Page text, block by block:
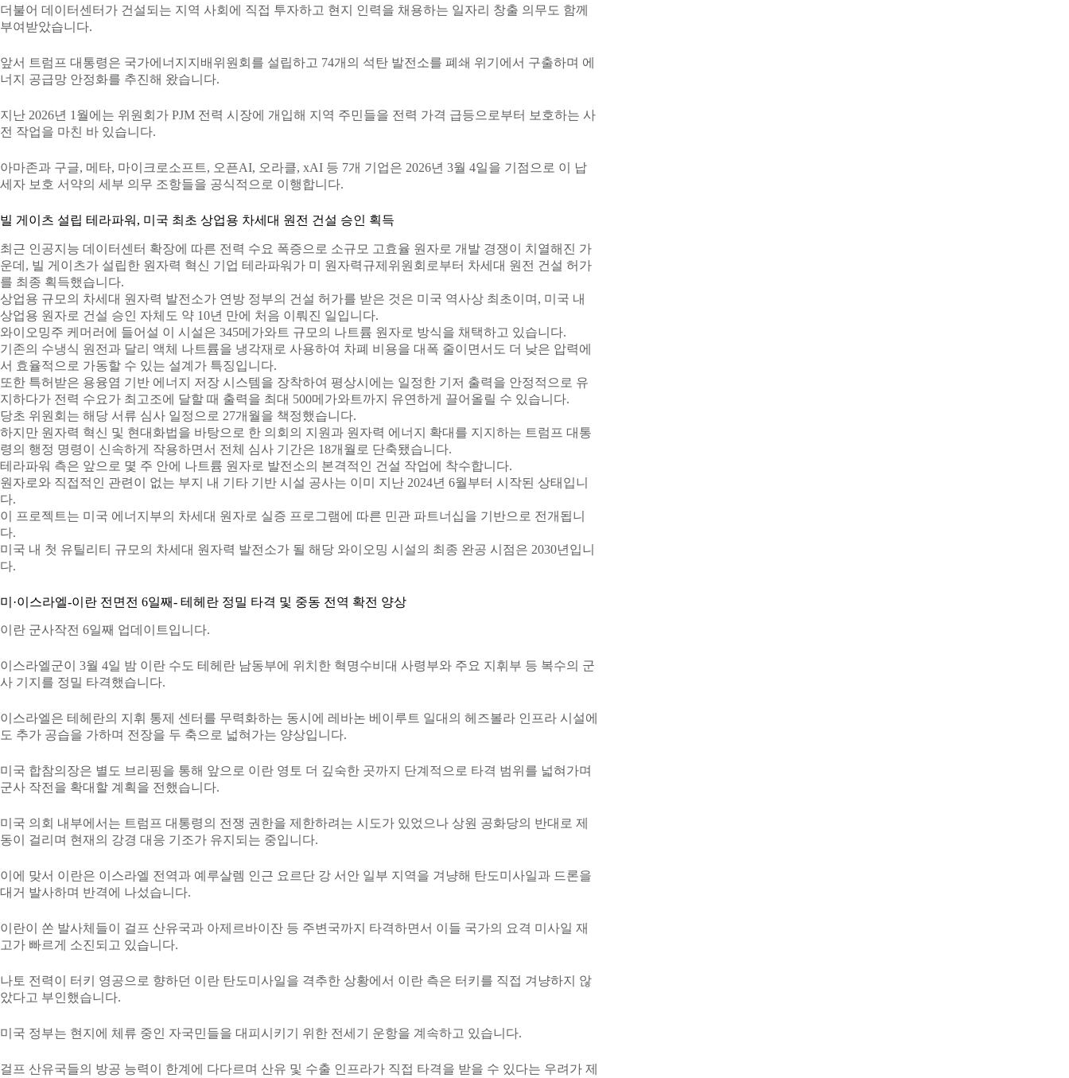
더불어 데이터센터가 건설되는 지역 사회에 직접 투자하고 현지 인력을 채용하는 일자리 창출 의무도 함께
부여받았습니다.
앞서 트럼프 대통령은 국가에너지지배위원회를 설립하고 74개의 석탄 발전소를 폐쇄 위기에서 구출하며 에
너지 공급망 안정화를 추진해 왔습니다.
지난 2026년 1월에는 위원회가 PJM 전력 시장에 개입해 지역 주민들을 전력 가격 급등으로부터 보호하는 사
전 작업을 마친 바 있습니다.
아마존과 구글, 메타, 마이크로소프트, 오픈AI, 오라클, xAI 등 7개 기업은 2026년 3월 4일을 기점으로 이 납
세자 보호 서약의 세부 의무 조항들을 공식적으로 이행합니다.
빌 게이츠 설립 테라파워, 미국 최초 상업용 차세대 원전 건설 승인 획득
최근 인공지능 데이터센터 확장에 따른 전력 수요 폭증으로 소규모 고효율 원자로 개발 경쟁이 치열해진 가
운데, 빌 게이츠가 설립한 원자력 혁신 기업 테라파워가 미 원자력규제위원회로부터 차세대 원전 건설 허가
를 최종 획득했습니다.
상업용 규모의 차세대 원자력 발전소가 연방 정부의 건설 허가를 받은 것은 미국 역사상 최초이며, 미국 내
상업용 원자로 건설 승인 자체도 약 10년 만에 처음 이뤄진 일입니다.
와이오밍주 케머러에 들어설 이 시설은 345메가와트 규모의 나트륨 원자로 방식을 채택하고 있습니다.
기존의 수냉식 원전과 달리 액체 나트륨을 냉각재로 사용하여 차폐 비용을 대폭 줄이면서도 더 낮은 압력에
서 효율적으로 가동할 수 있는 설계가 특징입니다.
또한 특허받은 용융염 기반 에너지 저장 시스템을 장착하여 평상시에는 일정한 기저 출력을 안정적으로 유
지하다가 전력 수요가 최고조에 달할 때 출력을 최대 500메가와트까지 유연하게 끌어올릴 수 있습니다.
당초 위원회는 해당 서류 심사 일정으로 27개월을 책정했습니다.
하지만 원자력 혁신 및 현대화법을 바탕으로 한 의회의 지원과 원자력 에너지 확대를 지지하는 트럼프 대통
령의 행정 명령이 신속하게 작용하면서 전체 심사 기간은 18개월로 단축됐습니다.
테라파워 측은 앞으로 몇 주 안에 나트륨 원자로 발전소의 본격적인 건설 작업에 착수합니다.
원자로와 직접적인 관련이 없는 부지 내 기타 기반 시설 공사는 이미 지난 2024년 6월부터 시작된 상태입니
다.
이 프로젝트는 미국 에너지부의 차세대 원자로 실증 프로그램에 따른 민관 파트너십을 기반으로 전개됩니
다.
미국 내 첫 유틸리티 규모의 차세대 원자력 발전소가 될 해당 와이오밍 시설의 최종 완공 시점은 2030년입니
다.
미·이스라엘-이란 전면전 6일째- 테헤란 정밀 타격 및 중동 전역 확전 양상
이란 군사작전 6일째 업데이트입니다.
이스라엘군이 3월 4일 밤 이란 수도 테헤란 남동부에 위치한 혁명수비대 사령부와 주요 지휘부 등 복수의 군
사 기지를 정밀 타격했습니다.
이스라엘은 테헤란의 지휘 통제 센터를 무력화하는 동시에 레바논 베이루트 일대의 헤즈볼라 인프라 시설에
도 추가 공습을 가하며 전장을 두 축으로 넓혀가는 양상입니다.
미국 합참의장은 별도 브리핑을 통해 앞으로 이란 영토 더 깊숙한 곳까지 단계적으로 타격 범위를 넓혀가며
군사 작전을 확대할 계획을 전했습니다.
미국 의회 내부에서는 트럼프 대통령의 전쟁 권한을 제한하려는 시도가 있었으나 상원 공화당의 반대로 제
동이 걸리며 현재의 강경 대응 기조가 유지되는 중입니다.
이에 맞서 이란은 이스라엘 전역과 예루살렘 인근 요르단 강 서안 일부 지역을 겨냥해 탄도미사일과 드론을
대거 발사하며 반격에 나섰습니다.
이란이 쏜 발사체들이 걸프 산유국과 아제르바이잔 등 주변국까지 타격하면서 이들 국가의 요격 미사일 재
고가 빠르게 소진되고 있습니다.
나토 전력이 터키 영공으로 향하던 이란 탄도미사일을 격추한 상황에서 이란 측은 터키를 직접 겨냥하지 않
았다고 부인했습니다.
미국 정부는 현지에 체류 중인 자국민들을 대피시키기 위한 전세기 운항을 계속하고 있습니다.
걸프 산유국들의 방공 능력이 한계에 다다르며 산유 및 수출 인프라가 직접 타격을 받을 수 있다는 우려가 제